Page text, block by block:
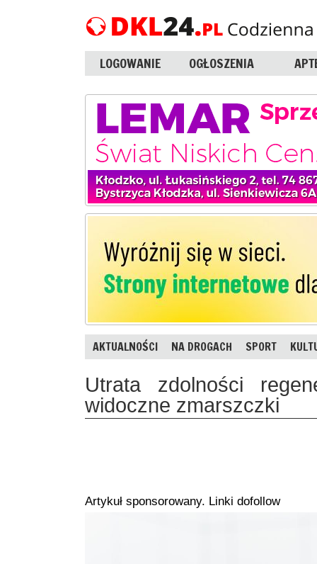
LOGOWANIE OGŁOSZENIA
AKTUALNOŚCI NA DROGACH SPORT
Utrata zdolności
widoczne zmarszczki
Artykuł sponsorowany. Linki dofollow